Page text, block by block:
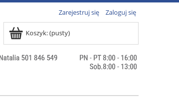
Zarejestruj się Zaloguj się
Koszyk:(pusty)